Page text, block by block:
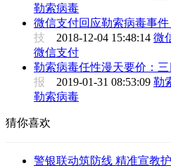
勒索病毒
微信支付回应勒索病毒事
技 2018-12-04 15:48:14 微
微信支付
勒索病毒任性漫天要价：
报 2019-01-31 08:53:09 勒
勒索病毒
猜你喜欢
警银联动筑防线 精准宣教